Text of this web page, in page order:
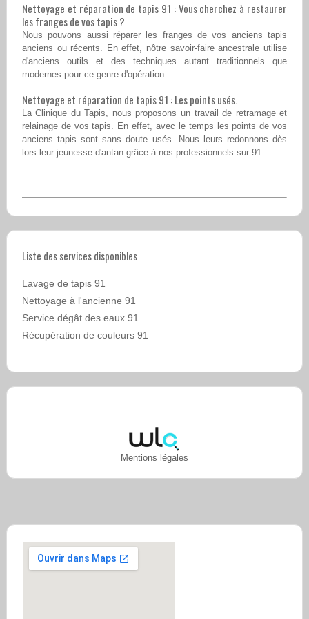
Nettoyage et réparation de tapis 91 : Vous cherchez à restaurer
les franges de vos tapis ?
Nous pouvons aussi réparer les franges de vos anciens tapis
anciens ou récents. En effet, nôtre savoir-faire ancestrale utilise
d'anciens outils et des techniques autant traditionnels que
modernes pour ce genre d'opération.
Nettoyage et réparation de tapis 91 : Les points usés.
La Clinique du Tapis, nous proposons un travail de retramage et
relainage de vos tapis. En effet, avec le temps les points de vos
anciens tapis sont sans doute usés. Nous leurs redonnons dès
lors leur jeunesse d'antan grâce à nos professionnels sur 91.
Liste des services disponibles
Lavage de tapis 91
Nettoyage à l'ancienne 91
Service dégât des eaux 91
Récupération de couleurs 91
Mentions légales